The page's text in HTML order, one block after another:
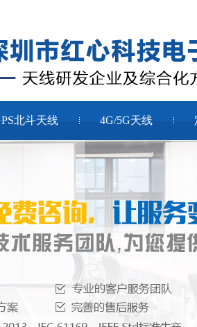
北斗天线 4G/5G天线